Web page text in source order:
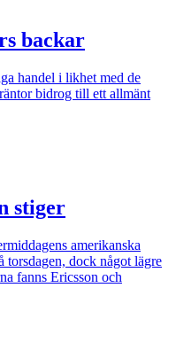
backar
handel i likhet med de
bidrog till ett allmänt
stiger
amerikanska
dock något lägre
fanns Ericsson och